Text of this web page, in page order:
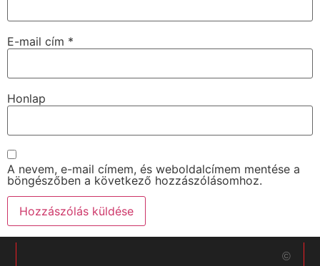
E-mail cím *
Honlap
A nevem, e-mail címem, és weboldalcímem mentése a
böngészőben a következő hozzászólásomhoz.
©